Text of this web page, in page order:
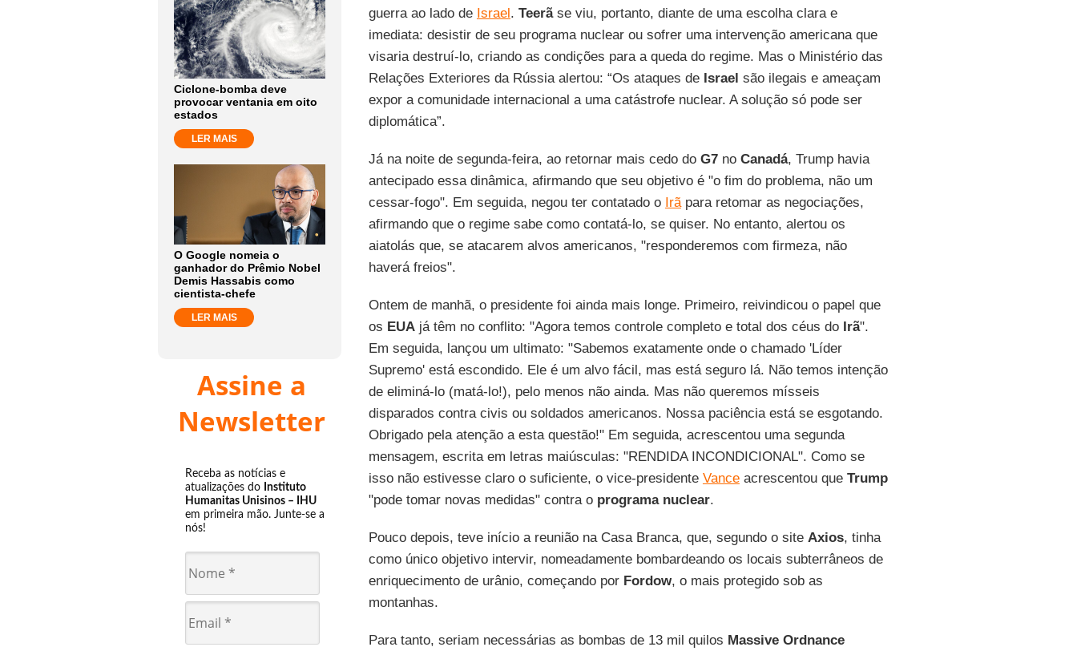
Ciclone-bomba deve
provocar ventania em oito
estados
LER MAIS
O Google nomeia o
ganhador do Prêmio Nobel
Demis Hassabis como
cientista-chefe
LER MAIS
Assine a
Newsletter
Receba as notícias e
atualizações do Instituto
Humanitas Unisinos – IHU
em primeira mão. Junte-se a
nós!
guerra ao lado de Israel. Teerãse viu, portanto, diante de uma escolha clara e
imediata: desistir de seu programa nuclear ou sofrer uma intervenção americana que
visaria destruí-lo, criando as condições para a queda do regime. Mas o Ministério das
Relações Exteriores da Rússia alertou: “Os ataques de Israel são ilegais e ameaçam
expor a comunidade internacional a uma catástrofe nuclear. A solução só pode ser
diplomática”.
Já na noite de segunda-feira, ao retornar mais cedo do G7noCanadá, Trump havia
antecipado essa dinâmica, afirmando que seu objetivo é "o fim do problema, não um
cessar-fogo". Em seguida, negou ter contatado o Irãpara retomar as negociações,
afirmando que o regime sabe como contatá-lo, se quiser. No entanto, alertou os
aiatolás que, se atacarem alvos americanos, "responderemos com firmeza, não
haverá freios".
Ontem de manhã, o presidente foi ainda mais longe. Primeiro, reivindicou o papel que
os EUAjá têm no conflito: "Agora temos controle completo e total dos céus do Irã".
Em seguida, lançou um ultimato: "Sabemos exatamente onde o chamado 'Líder
Supremo' está escondido. Ele é um alvo fácil, mas está seguro lá. Não temos intenção
de eliminá-lo (matá-lo!), pelo menos não ainda. Mas não queremos mísseis
disparados contra civis ou soldados americanos. Nossa paciência está se esgotando.
Obrigado pela atenção a esta questão!" Em seguida, acrescentou uma segunda
mensagem, escrita em letras maiúsculas: "RENDIDA INCONDICIONAL". Como se
isso não estivesse claro o suficiente, o vice-presidente Vanceacrescentou que Trump
"pode ​​tomar novas medidas" contra o programa nuclear.
Pouco depois, teve início a reunião na Casa Branca, que, segundo o site Axios, tinha
como único objetivo intervir, nomeadamente bombardeando os locais subterrâneos de
enriquecimento de urânio, começando por Fordow, o mais protegido sob as
montanhas.
Para tanto, seriam necessárias as bombas de 13 mil quilos Massive Ordnance